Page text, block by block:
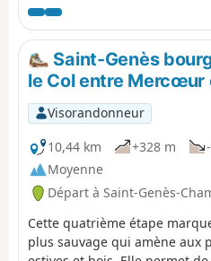
promontoire du Rocher du
et le parc du quartier
architecture balnéaire. Enfin,
Clermont permet de
Saint-Genès
le Col entre Mercœur
Visorandonneur
10,44 km
+328 m
Moyenne
Départ à Saint-Genès-
Cette quatrième étape
plus sauvage qui amène aux